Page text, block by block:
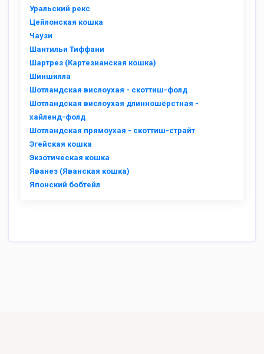
Уральский рекс
Цейлонская кошка
Чаузи
Шантильи Тиффани
Шартрез (Картезианская кошка)
Шиншилла
Шотландская вислоухая - скоттиш-фолд
Шотландская вислоухая длинношёрстная -
хайленд-фолд
Шотландская прямоухая - скоттиш-страйт
Эгейская кошка
Экзотическая кошка
Яванез (Яванская кошка)
Японский бобтейл